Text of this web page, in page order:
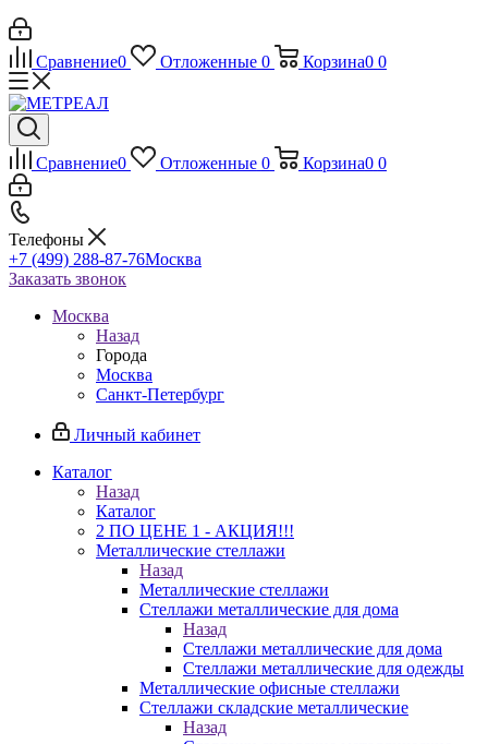
Сравнение0 Отложенные 0 Корзина0 0
Сравнение0 Отложенные 0 Корзина0 0
Телефоны
+7 (499) 288-87-76Москва
Заказать звонок
Москва
Назад
Города
Москва
Санкт-Петербург
Личный кабинет
Каталог
Назад
Каталог
2 ПО ЦЕНЕ 1 - АКЦИЯ!!!
Металлические стеллажи
Назад
Металлические стеллажи
Стеллажи металлические для дома
Назад
Стеллажи металлические для дома
Стеллажи металлические для одежды
Металлические офисные стеллажи
Стеллажи складские металлические
Назад